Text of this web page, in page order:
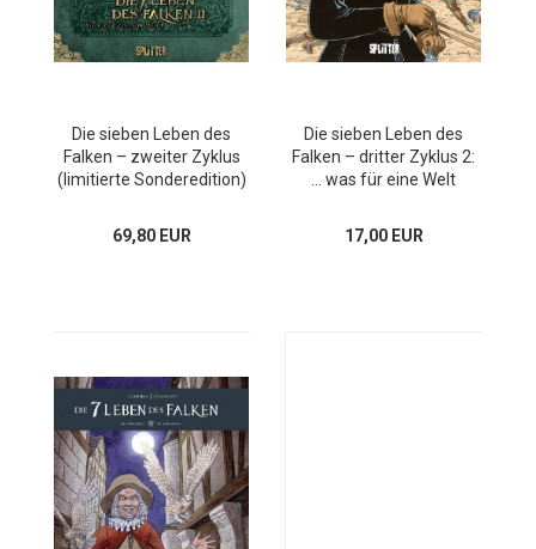
Die sieben Leben des
Falken – zweiter Zyklus
(limitierte Sonderedition)
69,80 EUR
Die sieben Leben des
Falken – dritter Zyklus 2:
... was für eine Welt
17,00 EUR